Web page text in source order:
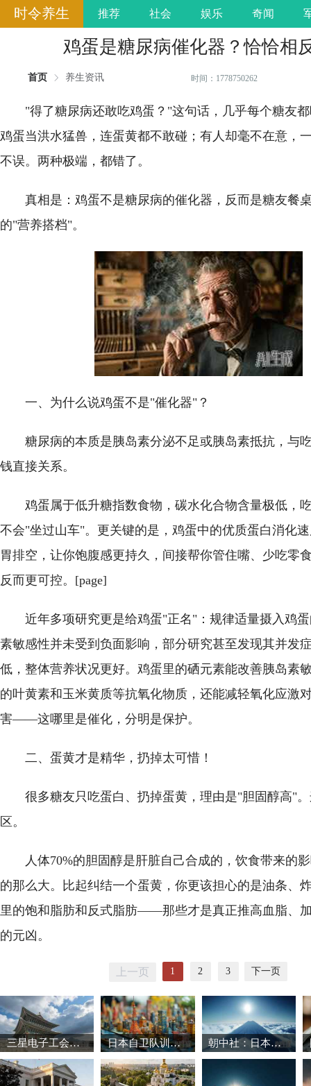
时令养生 推荐 社会 娱乐 奇闻
鸡蛋是糖尿病催化器？恰恰相
首页 养生资讯 时间：1778750262
"得了糖尿病还敢吃鸡蛋？"这句话，几乎每个糖友
鸡蛋当洪水猛兽，连蛋黄都不敢碰；有人却毫不在意，
不误。两种极端，都错了。
真相是：鸡蛋不是糖尿病的催化器，反而是糖友餐
的"营养搭档"。
一、为什么说鸡蛋不是"催化器"？
糖尿病的本质是胰岛素分泌不足或胰岛素抵抗，与
钱直接关系。
鸡蛋属于低升糖指数食物，碳水化合物含量极低，
不会"坐过山车"。更关键的是，鸡蛋中的优质蛋白消化
胃排空，让你饱腹感更持久，间接帮你管住嘴、少吃零
反而更可控。[page]
近年多项研究更是给鸡蛋"正名"：规律适量摄入鸡
素敏感性并未受到负面影响，部分研究甚至发现其并发
低，整体营养状况更好。鸡蛋里的硒元素能改善胰岛素
的叶黄素和玉米黄质等抗氧化物质，还能减轻氧化应激
害——这哪里是催化，分明是保护。
二、蛋黄才是精华，扔掉太可惜！
很多糖友只吃蛋白、扔掉蛋黄，理由是"胆固醇高"
区。
人体70%的胆固醇是肝脏自己合成的，饮食带来的
的那么大。比起纠结一个蛋黄，你更该担心的是油条、
里的饱和脂肪和反式脂肪——那些才是真正推高血脂、
的元凶。
上一页 1 2 3 下一页
三星电子工会暂缓罢工 韩国股市强劲反弹 日本自卫队训练场爆炸事故致3死1重伤 朝中社：日本推动军国主义复活将触碰“红线”